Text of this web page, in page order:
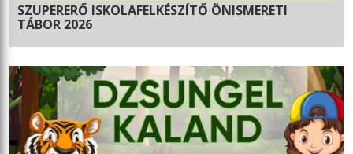
SZUPERERŐ ISKOLAFELKÉSZÍTŐ ÖNISMERETI
TÁBOR 2026